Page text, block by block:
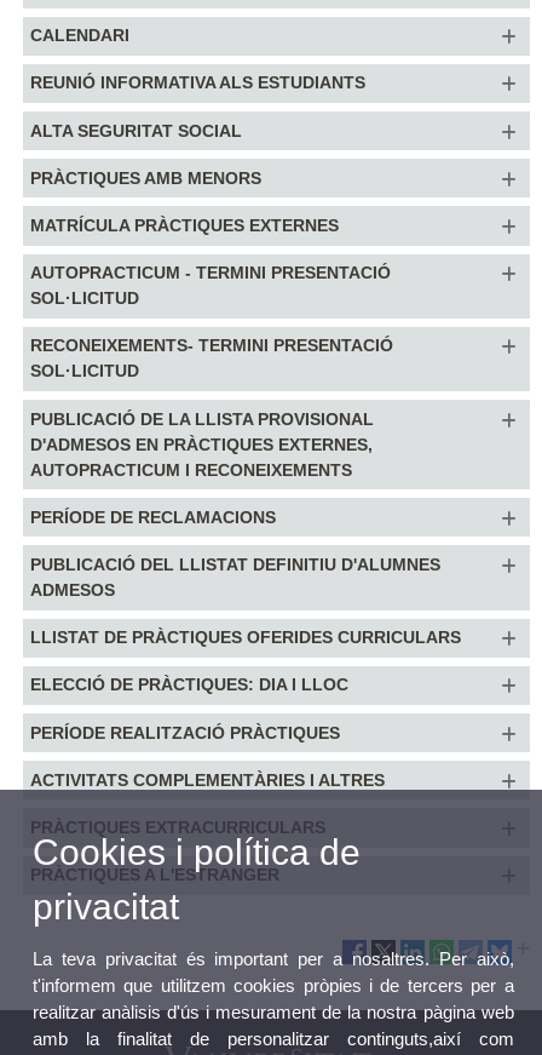
CALENDARI
REUNIÓ INFORMATIVA ALS ESTUDIANTS
ALTA SEGURITAT SOCIAL
PRÀCTIQUES AMB MENORS
MATRÍCULA PRÀCTIQUES EXTERNES
AUTOPRACTICUM - TERMINI PRESENTACIÓ
SOL·LICITUD
RECONEIXEMENTS- TERMINI PRESENTACIÓ
SOL·LICITUD
PUBLICACIÓ DE LA LLISTA PROVISIONAL
D'ADMESOS EN PRÀCTIQUES EXTERNES,
AUTOPRACTICUM I RECONEIXEMENTS
PERÍODE DE RECLAMACIONS
PUBLICACIÓ DEL LLISTAT DEFINITIU D'ALUMNES
ADMESOS
LLISTAT DE PRÀCTIQUES OFERIDES CURRICULARS
ELECCIÓ DE PRÀCTIQUES: DIA I LLOC
PERÍODE REALITZACIÓ PRÀCTIQUES
ACTIVITATS COMPLEMENTÀRIES I ALTRES
PRÀCTIQUES EXTRACURRICULARS
PRÀCTIQUES A L'ESTRANGER
Cookies i política de
privacitat
La teva privacitat és important per a nosaltres. Per això,
t'informem que utilitzem cookies pròpies i de tercers per a
realitzar anàlisis d'ús i mesurament de la nostra pàgina web
amb la finalitat de personalitzar continguts,així com